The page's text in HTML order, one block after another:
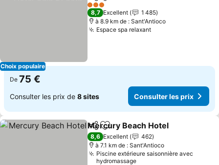
Choix populaire
3 Étoiles
8,7 Excellent
1 485
à 8.9 km de : Sant'Antioco
Espace spa relaxantConsulter les prix
De 75 €
Consulter les prix de 8 sites Consulter les prix
PartagerAjouter à mes favoris
Mercury Beach Hotel
8,6 Excellent
462
à 7.1 km de : Sant'Antioco
Piscine extérieure saisonnière avec
hydromassage